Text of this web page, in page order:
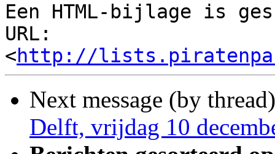
Een HTML-bijlage is
URL:
<http://
Next message (by
Delft, vrijdag 10